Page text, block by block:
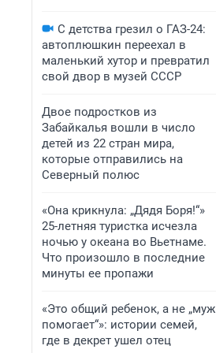
С детства грезил о ГАЗ-24:
автоплюшкин переехал в
маленький хутор и превратил
свой двор в музей СССР
Двое подростков из
Забайкалья вошли в число
детей из 22 стран мира,
которые отправились на
Северный полюс
«Она крикнула: „Дядя Боря!“»
25-летняя туристка исчезла
ночью у океана во Вьетнаме.
Что произошло в последние
минуты ее пропажи
«Это общий ребенок, а не „муж
помогает“»: истории семей,
где в декрет ушел отец